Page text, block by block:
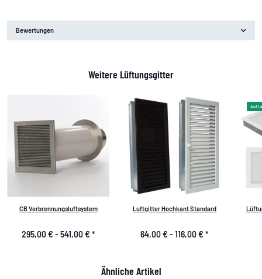
Bewertungen
Weitere Lüftungsgitter
CB Verbrennungsluftsystem
295,00 € -541,00 € *
Luftgitter Hochkant Standard
64,00 € -116,00 € *
Auf
Ähnliche Artikel